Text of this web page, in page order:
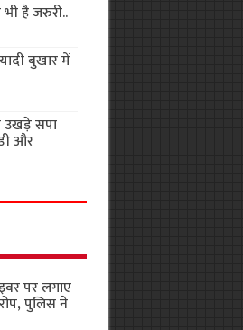
है जरुरी..
बुखार में
उखड़े सपा
और
पर लगाए
पुलिस ने